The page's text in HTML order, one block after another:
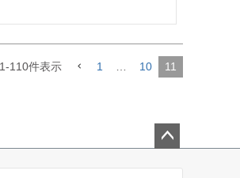
-110件表示 1 10 11